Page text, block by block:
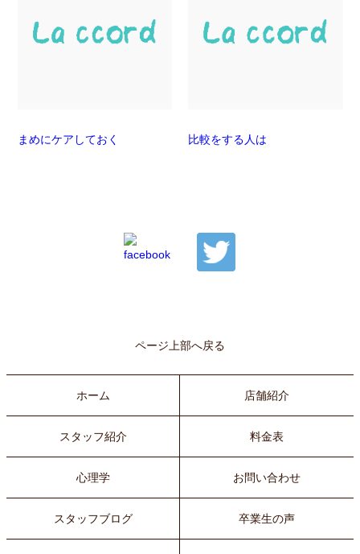
まめにケアしておく 比較をする人は
ページ上部へ戻る
ホーム 店舗紹介
スタッフ紹介 料金表
心理学 お問い合わせ
スタッフブログ 卒業生の声